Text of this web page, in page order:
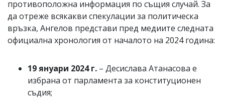
противоположна информация по същия случай. За
да отреже всякакви спекулации за политическа
връзка, Ангелов представи пред медиите следната
официална хронология от началото на 2024 година:
19 януари 2024 г. – Десислава Атанасова е
избрана от парламента за конституционен
съдия;